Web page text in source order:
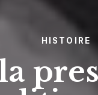
HISTOIRE